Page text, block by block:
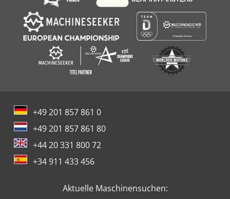
+49 201 857 861 0
+49 201 857 861 80
+44 20 331 800 72
+34 911 433 456
Aktuelle Maschinensuchen: